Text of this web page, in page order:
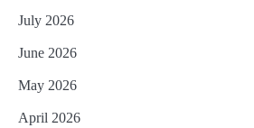
July 2026
June 2026
May 2026
April 2026